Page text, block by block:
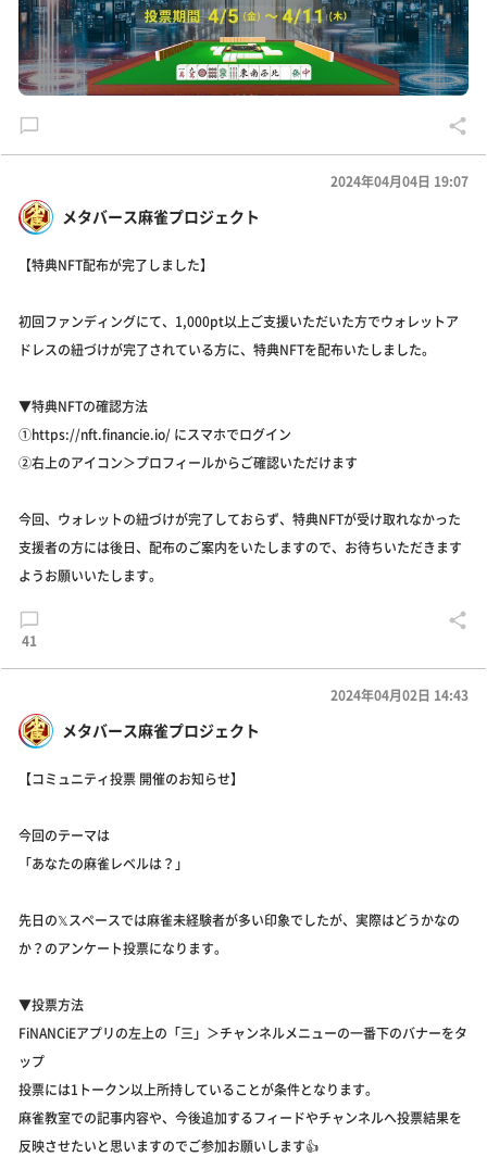
メタバース麻雀プロジェクト
2024年04月04日 19:07
【特典NFT配布が完了しました】
初回ファンディングにて、1,000pt以上ご支援いただいた方でウォレットア
ドレスの紐づけが完了されている方に、特典NFTを配布いたしました。
▼特典NFTの確認方法
①https://nft.financie.io/ にスマホでログイン
②右上のアイコン＞プロフィールからご確認いただけます
今回、ウォレットの紐づけが完了しておらず、特典NFTが受け取れなかった
支援者の方には後日、配布のご案内をいたしますので、お待ちいただきます
ようお願いいたします。
41
メタバース麻雀プロジェクト
2024年04月02日 14:43
【コミュニティ投票 開催のお知らせ】
今回のテーマは
「あなたの麻雀レベルは？」
先日の𝕏スペースでは麻雀未経験者が多い印象でしたが、実際はどうかなの
か？のアンケート投票になります。
▼投票方法
FiNANCiEアプリの左上の「三」＞チャンネルメニューの一番下のバナーをタ
ップ
投票には1トークン以上所持していることが条件となります。
麻雀教室での記事内容や、今後追加するフィードやチャンネルへ投票結果を
反映させたいと思いますのでご参加お願いします👍️